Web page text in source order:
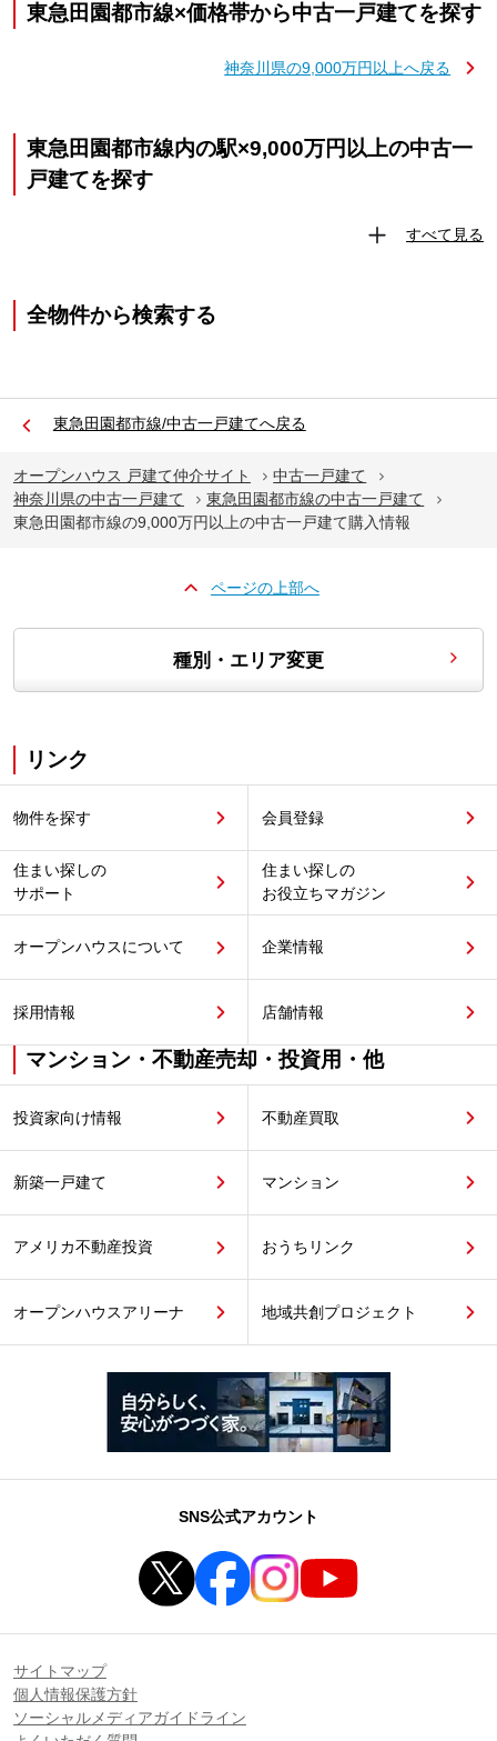
東急田園都市線×価格帯から中古一戸建てを探す
神奈川県の9,000万円以上へ戻る
東急田園都市線内の駅×9,000万円以上の中古一
戸建てを探す
すべて見る
全物件から検索する
東急田園都市線/中古一戸建てへ戻る
オープンハウス 戸建て仲介サイト
中古一戸建て
神奈川県の中古一戸建て
東急田園都市線の中古一戸建て
東急田園都市線の9,000万円以上の中古一戸建て購入情報
ページの上部へ
種別・エリア変更
リンク
物件を探す 会員登録
住まい探しの
サポート
住まい探しの
お役立ちマガジン
オープンハウスについて 企業情報
採用情報 店舗情報
マンション・不動産売却・投資用・他
投資家向け情報 不動産買取
新築一戸建て マンション
アメリカ不動産投資 おうちリンク
オープンハウスアリーナ 地域共創プロジェクト
SNS公式アカウント
サイトマップ
個人情報保護方針
ソーシャルメディアガイドライン